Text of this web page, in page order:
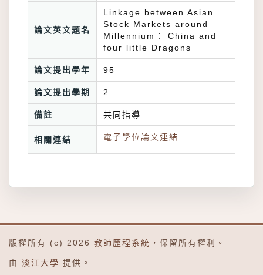
論文英文題名
Linkage between Asian
Stock Markets around
Millennium： China and
four little Dragons
論文提出學年 95
論文提出學期 2
備註 共同指導
相關連結 電子學位論文連結
版權所有 (c) 2026 教師歷程系統 ，保留所有權利。
由 淡江大學 提供。